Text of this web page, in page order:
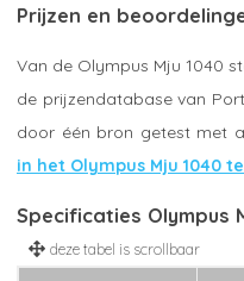
Prijzen en
Van de Olympus Mju 1040
de prijzendatabase van
door één bron getest met
in het Olympus Mju 1040
Specificaties Olympus